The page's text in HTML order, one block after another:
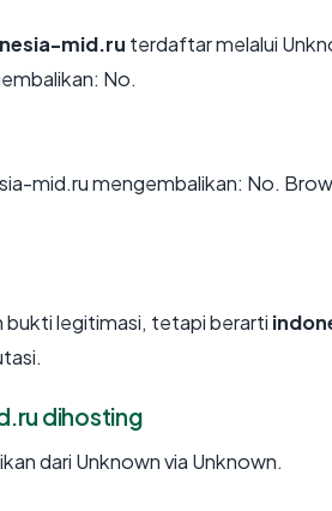
mid.ru terdaftar melalui
No.
mid.ru mengembalikan: No.
bukti legitimasi, tetapi berarti
dihosting
dari Unknown via Unknown.